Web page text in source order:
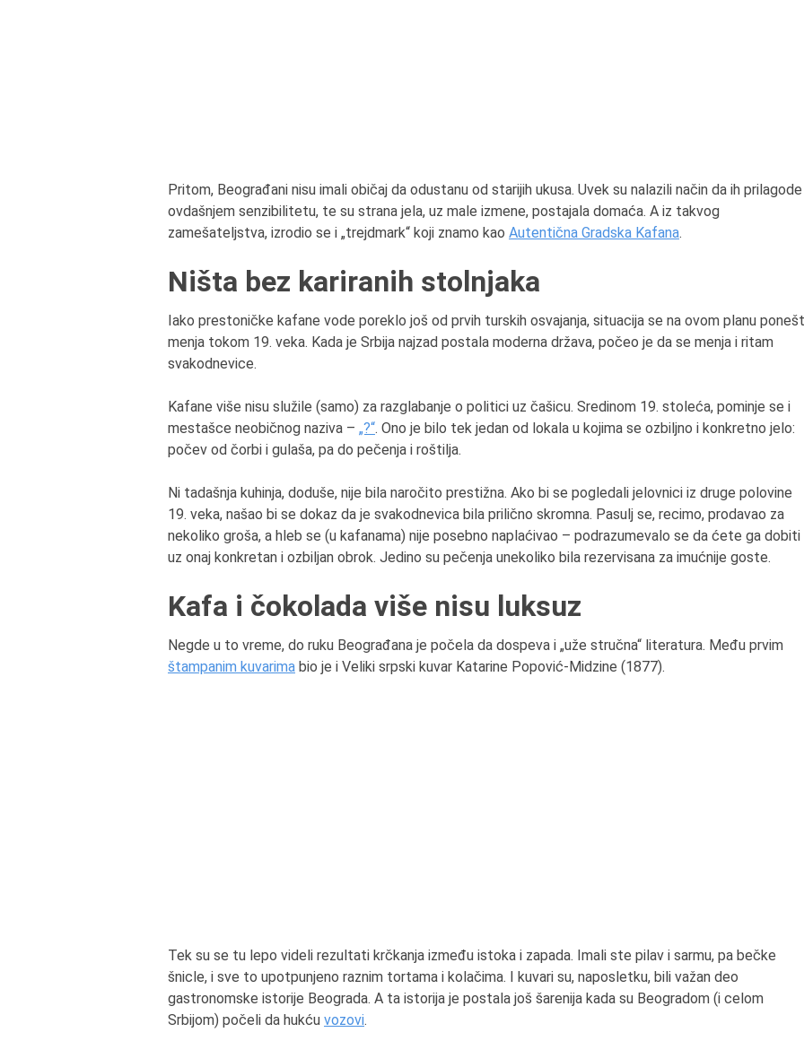
Pritom, Beograđani nisu imali običaj da odustanu od starijih ukusa. Uvek su nalazili način da ih prilagode
ovdašnjem senzibilitetu, te su strana jela, uz male izmene, postajala domaća. A iz takvog
zamešateljstva, izrodio se i „trejdmark“ koji znamo kao Autentična Gradska Kafana.
Ništa bez kariranih stolnjaka
Iako prestoničke kafane vode poreklo još od prvih turskih osvajanja, situacija se na ovom planu
menja tokom 19. veka. Kada je Srbija najzad postala moderna država, počeo je da se menja i ritam
svakodnevice.
Kafane više nisu služile (samo) za razglabanje o politici uz čašicu. Sredinom 19. stoleća, pominje se i
mestašce neobičnog naziva – „?“. Ono je bilo tek jedan od lokala u kojima se ozbiljno i konkretno jelo:
počev od čorbi i gulaša, pa do pečenja i roštilja.
Ni tadašnja kuhinja, doduše, nije bila naročito prestižna. Ako bi se pogledali jelovnici iz druge polovine
19. veka, našao bi se dokaz da je svakodnevica bila prilično skromna. Pasulj se, recimo, prodavao za
nekoliko groša, a hleb se (u kafanama) nije posebno naplaćivao – podrazumevalo se da ćete ga dobiti
uz onaj konkretan i ozbiljan obrok. Jedino su pečenja unekoliko bila rezervisana za imućnije goste.
Kafa i čokolada više nisu luksuz
Negde u to vreme, do ruku Beograđana je počela da dospeva i „uže stručna“ literatura. Među prvim
štampanim kuvarima bio je i Veliki srpski kuvar Katarine Popović-Midzine (1877).
Tek su se tu lepo videli rezultati krčkanja između istoka i zapada. Imali ste pilav i sarmu, pa bečke
šnicle, i sve to upotpunjeno raznim tortama i kolačima. I kuvari su, naposletku, bili važan deo
gastronomske istorije Beograda. A ta istorija je postala još šarenija kada su Beogradom (i celom
Srbijom) počeli da hukću vozovi.